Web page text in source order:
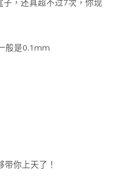
，还真超不过7次，你现
般是0.1mm
你上天了！